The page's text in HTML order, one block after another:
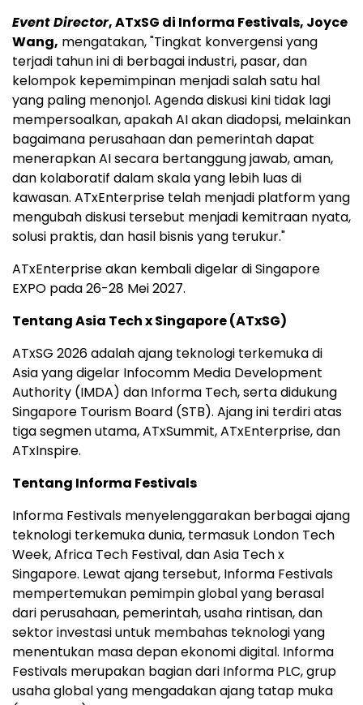
Event Director, ATxSG di Informa Festivals, Joyce
Wang, mengatakan, "Tingkat konvergensi yang
terjadi tahun ini di berbagai industri, pasar, dan
kelompok kepemimpinan menjadi salah satu hal
yang paling menonjol. Agenda diskusi kini tidak lagi
mempersoalkan, apakah AI akan diadopsi, melainkan
bagaimana perusahaan dan pemerintah dapat
menerapkan AI secara bertanggung jawab, aman,
dan kolaboratif dalam skala yang lebih luas di
kawasan. ATxEnterprise telah menjadi platform yang
mengubah diskusi tersebut menjadi kemitraan nyata,
solusi praktis, dan hasil bisnis yang terukur."
ATxEnterprise akan kembali digelar di Singapore
EXPO pada 26-28 Mei 2027.
Tentang Asia Tech x Singapore (ATxSG)
ATxSG 2026 adalah ajang teknologi terkemuka di
Asia yang digelar Infocomm Media Development
Authority (IMDA) dan Informa Tech, serta didukung
Singapore Tourism Board (STB). Ajang ini terdiri atas
tiga segmen utama, ATxSummit, ATxEnterprise, dan
ATxInspire.
Tentang Informa Festivals
Informa Festivals menyelenggarakan berbagai ajang
teknologi terkemuka dunia, termasuk London Tech
Week, Africa Tech Festival, dan Asia Tech x
Singapore. Lewat ajang tersebut, Informa Festivals
mempertemukan pemimpin global yang berasal
dari perusahaan, pemerintah, usaha rintisan, dan
sektor investasi untuk membahas teknologi yang
menentukan masa depan ekonomi digital. Informa
Festivals merupakan bagian dari Informa PLC, grup
usaha global yang mengadakan ajang tatap muka